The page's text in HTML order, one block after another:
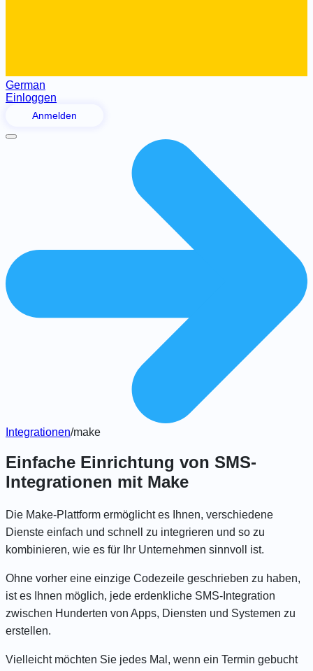
German
Einloggen
Anmelden
Integrationen/make
Einfache Einrichtung von SMS-
Integrationen mit Make
Die Make-Plattform ermöglicht es Ihnen, verschiedene
Dienste einfach und schnell zu integrieren und so zu
kombinieren, wie es für Ihr Unternehmen sinnvoll ist.
Ohne vorher eine einzige Codezeile geschrieben zu haben,
ist es Ihnen möglich, jede erdenkliche SMS-Integration
zwischen Hunderten von Apps, Diensten und Systemen zu
erstellen.
Vielleicht möchten Sie jedes Mal, wenn ein Termin gebucht